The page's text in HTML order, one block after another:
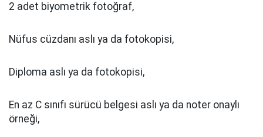
2 adet biyometrik fotoğraf,
Nüfus cüzdanı aslı ya da fotokopisi,
Diploma aslı ya da fotokopisi,
En az C sınıfı sürücü belgesi aslı ya da noter onaylı
örneği,